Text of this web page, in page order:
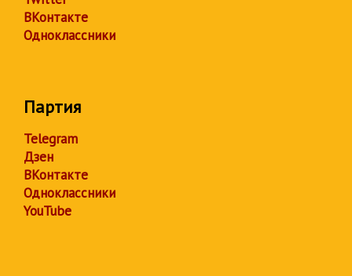
ВКонтакте
Одноклассники
Партия
Telegram
Дзен
ВКонтакте
Одноклассники
YouTube